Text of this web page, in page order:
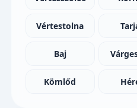
Vértestolna
Baj
Kömlőd